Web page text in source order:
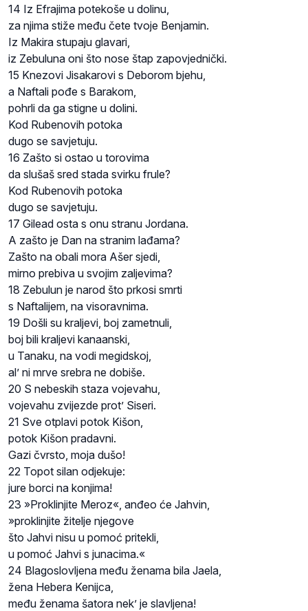
14 Iz Efrajima potekoše u dolinu,
za njima stiže među čete tvoje Benjamin.
Iz Makira stupaju glavari,
iz Zebuluna oni što nose štap zapovjednički.
15 Knezovi Jisakarovi s Deborom bjehu,
a Naftali pođe s Barakom,
pohrli da ga stigne u dolini.
Kod Rubenovih potoka
dugo se savjetuju.
16 Zašto si ostao u torovima
da slušaš sred stada svirku frule?
Kod Rubenovih potoka
dugo se savjetuju.
17 Gilead osta s onu stranu Jordana.
A zašto je Dan na stranim lađama?
Zašto na obali mora Ašer sjedi,
mirno prebiva u svojim zaljevima?
18 Zebulun je narod što prkosi smrti
s Naftalijem, na visoravnima.
19 Došli su kraljevi, boj zametnuli,
boj bili kraljevi kanaanski,
u Tanaku, na vodi megidskoj,
al’ ni mrve srebra ne dobiše.
20 S nebeskih staza vojevahu,
vojevahu zvijezde prot’ Siseri.
21 Sve otplavi potok Kišon,
potok Kišon pradavni.
Gazi čvrsto, moja dušo!
22 Topot silan odjekuje:
jure borci na konjima!
23 »Proklinjite Meroz«, anđeo će Jahvin,
»proklinjite žitelje njegove
što Jahvi nisu u pomoć pritekli,
u pomoć Jahvi s junacima.«
24 Blagoslovljena među ženama bila Jaela,
žena Hebera Kenijca,
među ženama šatora nek’ je slavljena!